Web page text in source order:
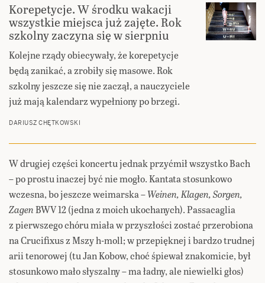
Korepetycje. W środku wakacji
wszystkie miejsca już zajęte. Rok
szkolny zaczyna się w sierpniu
Kolejne rządy obiecywały, że korepetycje
będą zanikać, a zrobiły się masowe. Rok
szkolny jeszcze się nie zaczął, a nauczyciele
już mają kalendarz wypełniony po brzegi.
DARIUSZ CHĘTKOWSKI
W drugiej części koncertu jednak przyćmił wszystko Bach
– po prostu inaczej być nie mogło. Kantata stosunkowo
wczesna, bo jeszcze weimarska –Weinen, Klagen, Sorgen,
ZagenBWV 12 (jedna z moich ukochanych). Passacaglia
z pierwszego chóru miała w przyszłości zostać przerobiona
na Crucifixus z Mszy h-moll; w przepięknej i bardzo trudnej
arii tenorowej (tu Jan Kobow, choć śpiewał znakomicie, był
stosunkowo mało słyszalny – ma ładny, ale niewielki głos)